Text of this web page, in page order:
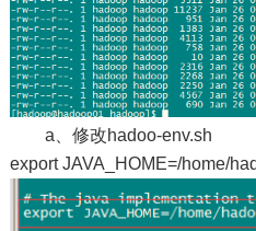
a、修改hadoo-env.sh
export JAVA_HOME=/home/